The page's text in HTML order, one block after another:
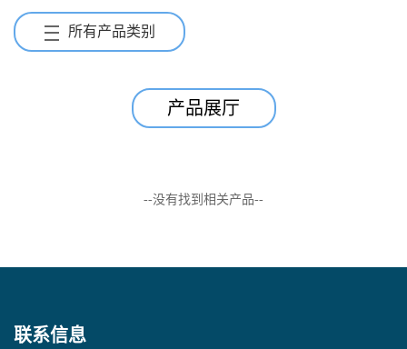
所有产品类别
产品展厅
--没有找到相关产品--
联系信息